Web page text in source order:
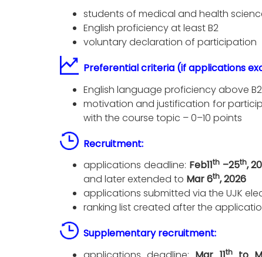
students of medical and health
English proficiency at least B2
voluntary declaration of participation
Preferential criteria (if applications
English language proficiency above
motivation and justification for
with the course topic – 0–10 points
Recruitment:
applications deadline: Feb11th–25th,
and later extended to Mar 6th, 2026
applications submitted via the UJK
ranking list created after the
Supplementary recruitment:
th